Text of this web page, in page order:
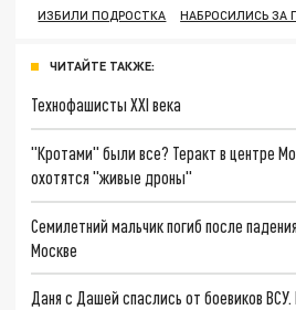
ИЗБИЛИ ПОДРОСТКА
НАБРОСИЛИСЬ ЗА
ЧИТАЙТЕ ТАКЖЕ:
Технофашисты XXI века
"Кротами" были все? Теракт в центре
охотятся "живые дроны"
Семилетний мальчик погиб после
Москве
Даня с Дашей спаслись от боевиков